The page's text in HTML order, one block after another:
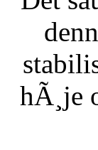
hÃ¸je